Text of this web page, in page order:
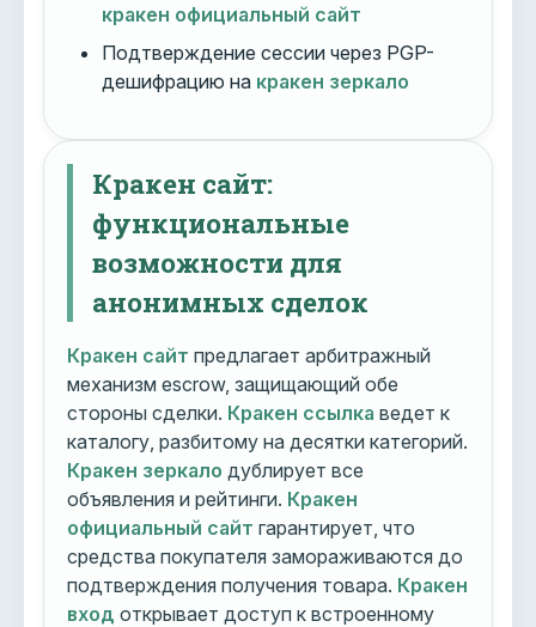
кракен официальный сайт
Подтверждение сессии через PGP-
дешифрацию на кракен зеркало
Кракен сайт:
функциональные
возможности для
анонимных сделок
Кракен сайт предлагает арбитражный
механизм escrow, защищающий обе
стороны сделки. Кракен ссылка ведет к
каталогу, разбитому на десятки категорий.
Кракен зеркало дублирует все
объявления и рейтинги. Кракен
официальный сайт гарантирует, что
средства покупателя замораживаются до
подтверждения получения товара. Кракен
вход открывает доступ к встроенному